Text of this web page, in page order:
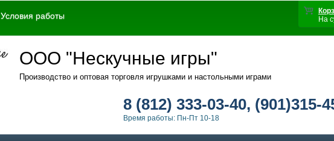
На
Условия работы
ООО "Нескучные игры"
Производство и оптовая торговля игрушками и настольными играми
8 (812) 333-03-40, (901)315-
Время работы: Пн-Пт 10-18